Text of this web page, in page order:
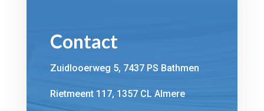
Contact
Zuidlooerweg 5, 7437 PS Bathmen
Rietmeent 117, 1357 CL Almere